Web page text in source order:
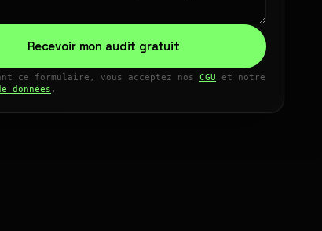
Recevoir mon audit gratuit
ce formulaire, vous acceptez nos CGU et notre
données .